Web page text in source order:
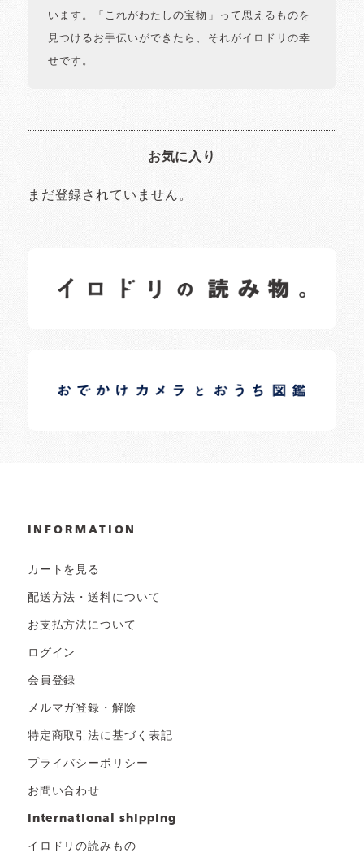
います。「これがわたしの宝物」って思えるものを
見つけるお手伝いができたら、それがイロドリの幸
せです。
お気に入り
まだ登録されていません。
日常の様子など随時更新中です。
日常の様子など随時更新中です。
INFORMATION
カートを見る
配送方法・送料について
お支払方法について
ログイン
会員登録
メルマガ登録・解除
特定商取引法に基づく表記
プライバシーポリシー
お問い合わせ
international shipping
イロドリの読みもの